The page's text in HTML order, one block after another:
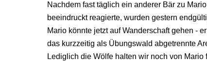
Nachdem fast täglich ein anderer Bär zu
beeindruckt reagierte, wurden gestern
Mario könnte jetzt auf Wanderschaft gehen -
das kurzzeitig als Übungswald abgetrennte
Lediglich die Wölfe halten wir noch von